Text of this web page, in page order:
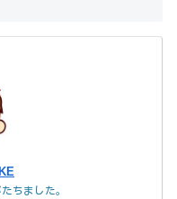
ちました。